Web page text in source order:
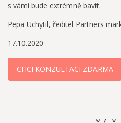
s vámi bude extrémně bavit.
Pepa Uchytil, ředitel Partners
17.10.2020
CHCI KONZULTACI ZDARMA